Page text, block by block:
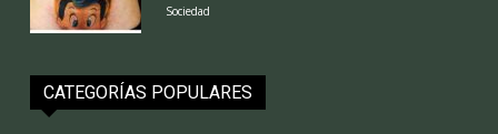
Sociedad
CATEGORÍAS POPULARES